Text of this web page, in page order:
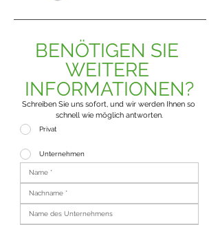
BENÖTIGEN SIE
WEITERE
INFORMATIONEN?
Schreiben Sie uns sofort, und wir werden Ihnen so
schnell wie möglich antworten.
Privat
Unternehmen